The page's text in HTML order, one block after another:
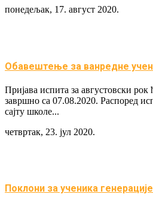
понедељак, 17. август 2020.
Обавештење за ванредне
Пријава испита за августовски
завршно са 07.08.2020. Распоред
сајту школе...
четвртак, 23. јул 2020.
Поклони за ученика